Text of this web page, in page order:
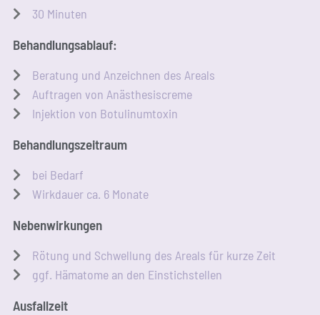
30 Minu­ten
Behand­lungs­ab­lauf:
Bera­tung und Anzeich­nen des Areals
Auf­tra­gen von Anästhesiscreme
Injek­ti­on von Botulinumtoxin
Behand­lungs­zeit­raum
bei Bedarf
Wirk­dau­er ca. 6 Monate
Neben­wir­kun­gen
Rötung und Schwel­lung des Are­als für kur­ze Zeit
ggf. Häma­to­me an den Einstichstellen
Aus­fall­zeit